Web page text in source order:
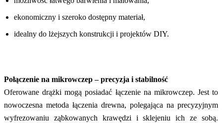
ekonomiczny i szeroko dostępny materiał,
idealny do lżejszych konstrukcji i projektów DIY.
Połączenie na mikrowczep – precyzja i stabilność
Oferowane drążki mogą posiadać łączenie na mikrowczep. Jest to
nowoczesna metoda łączenia drewna, polegająca na precyzyjnym
wyfrezowaniu ząbkowanych krawędzi i sklejeniu ich ze sobą.